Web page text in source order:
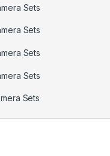
Sets
Sets
Sets
Sets
Sets